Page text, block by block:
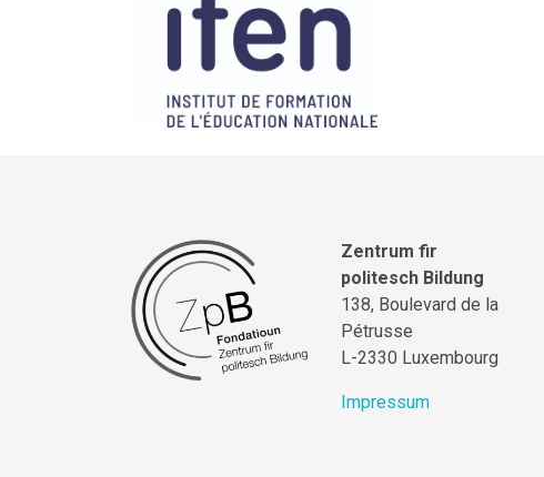
Zentrum fir
politesch Bildung
138, Boulevard de la
Pétrusse
L-2330 Luxembourg
Impressum